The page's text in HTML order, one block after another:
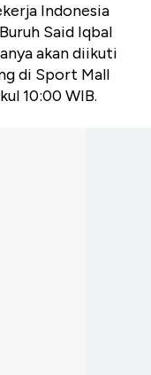
Indonesia
Said Iqbal
akan diikuti
di Sport Mall
10:00 WIB.